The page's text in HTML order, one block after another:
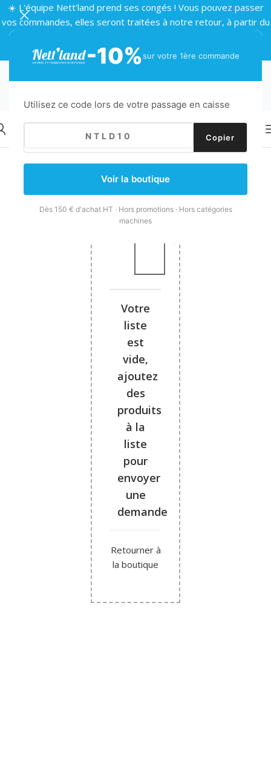
-10%sur votre 1ère commande
Utilisez ce code lors de votre passage en caisse
Copier
Voir la boutique
Dès 150 € d'achat HT · Hors promotions · Hors catégories
machines
☀️ L'équipe Nett'land prend ses congés ! Vous pouvez passer
vos commandes, elles seront traitées à notre retour, à partir du
Votre
liste
est
vide,
ajoutez
des
produits
à la
liste
pour
envoyer
une
demande
Retourner à
la boutique